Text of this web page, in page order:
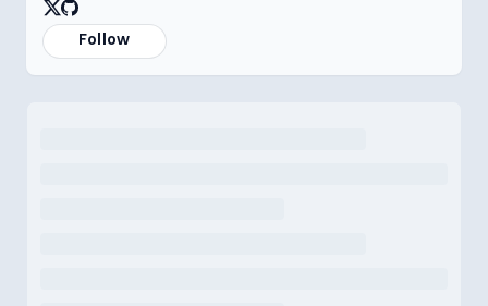
Follow